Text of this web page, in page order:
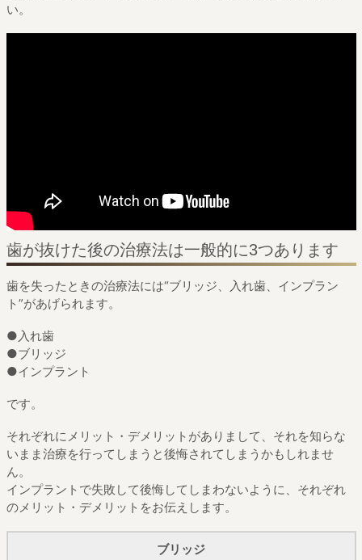
い。
歯が抜けた後の治療法は一般的に3つあります
歯を失ったときの治療法には“ブリッジ、入れ歯、インプラン
ト”があげられます。
●入れ歯
●ブリッジ
●インプラント
です。
それぞれにメリット・デメリットがありまして、 それを知らな
いまま治療を行ってしまうと後悔されてしまうかもしれませ
ん。
インプラントで失敗して後悔してしまわないように、 それぞれ
のメリット・デメリットをお伝えします。
ブリッジ